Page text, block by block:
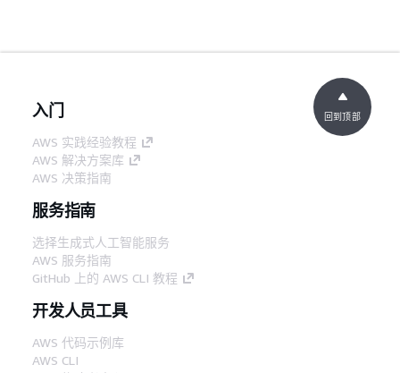
入门
AWS 实践经验教程
AWS 解决方案库
AWS 决策指南
服务指南
选择生成式人工智能服务
AWS 服务指南
GitHub 上的 AWS CLI 教程
开发人员工具
AWS 代码示例库
AWS CLI
回到顶部